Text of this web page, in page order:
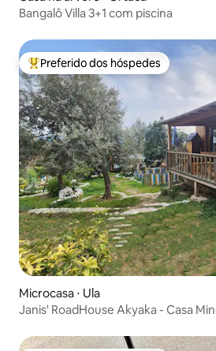
Bangalô Villa 3+1 com piscina
Entre os melhores preferidos dos
Preferido dos hóspedes
Microcasa ⋅ Ula
Janis' RoadHouse Akyaka - Casa